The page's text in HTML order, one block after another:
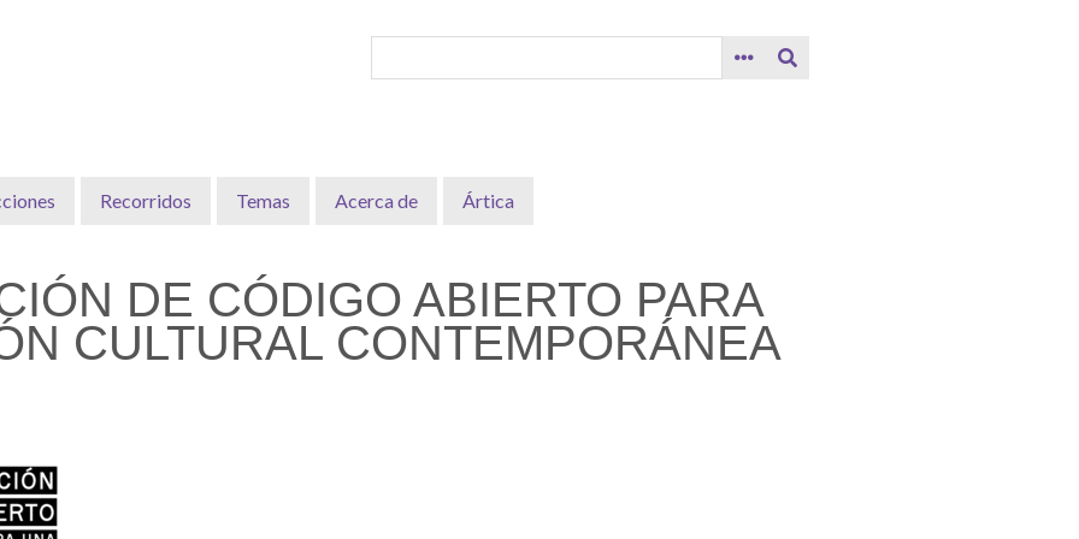
Recorridos Temas Acerca de Ártica
DE CÓDIGO ABIERTO PARA
CULTURAL CONTEMPORÁNEA